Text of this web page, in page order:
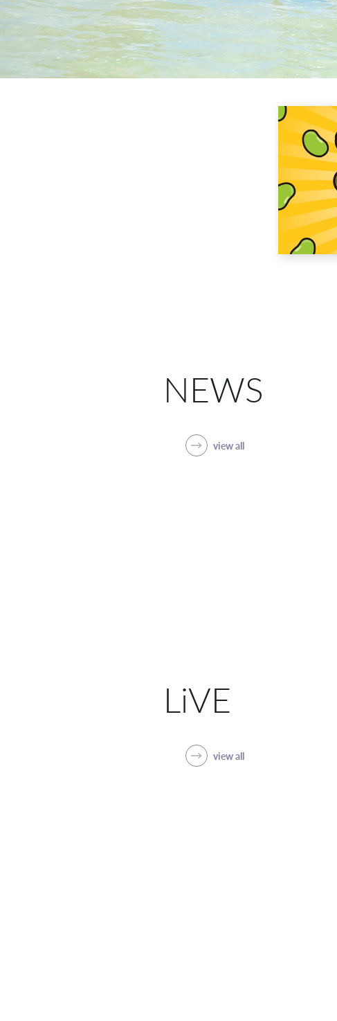
NEWS
view all
LiVE
view all